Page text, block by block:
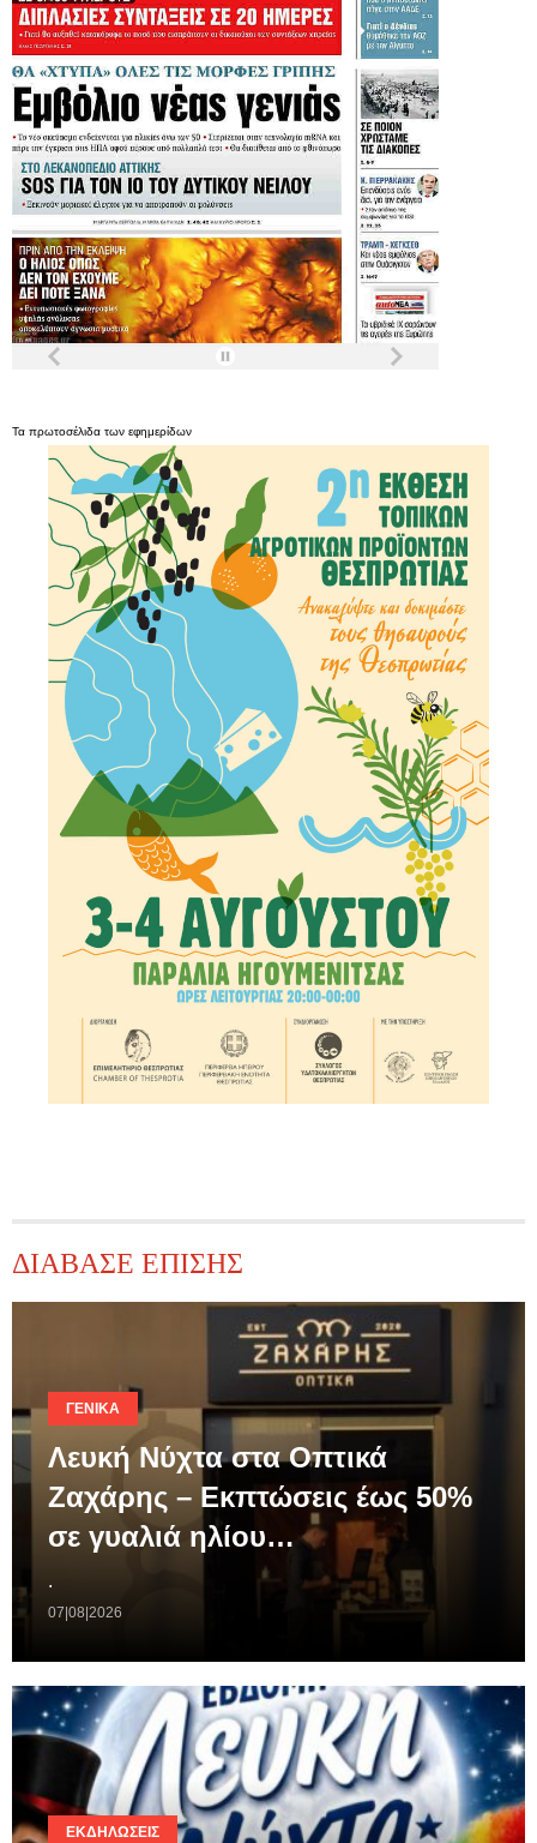
Τα πρωτοσέλιδα των εφημερίδων
ΔΙΑΒΑΣΕ ΕΠΙΣΗΣ
ΓΕΝΙΚΆ
Λευκή Νύχτα στα Οπτικά
Ζαχάρης – Εκπτώσεις έως 50%
σε γυαλιά ηλίου…
.
07|08|2026
ΕΚΔΗΛΏΣΕΙΣ